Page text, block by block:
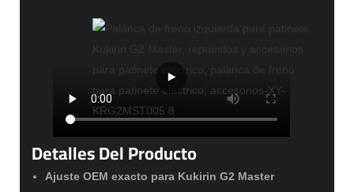
Detalles Del Producto
Ajuste OEM exacto para Kukirin G2 Master